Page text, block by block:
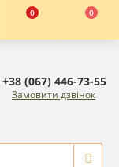
0 0
+38 (067) 446-73-55
Замовити дзвінок